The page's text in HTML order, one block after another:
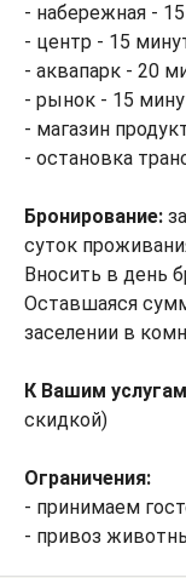
- набережная -
- центр - 15
- аквапарк - 20
- рынок - 15
- магазин
- остановка
Бронирование:
суток
Вносить в день
Оставшаяся
заселении в
К Вашим
скидкой)
Ограничения:
- принимаем
- привоз